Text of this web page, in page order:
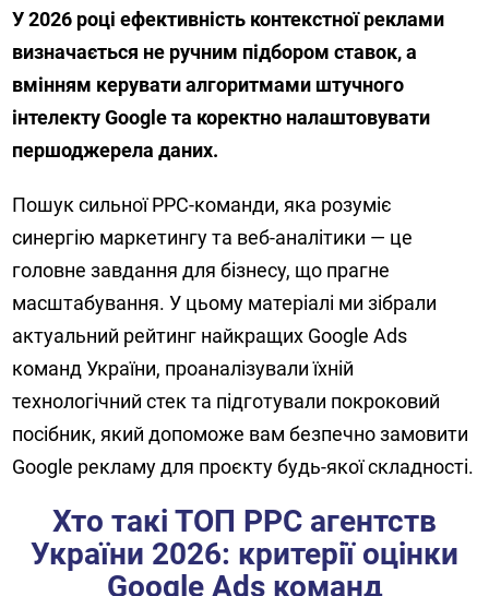
У 2026 році ефективність контекстної реклами
визначається не ручним підбором ставок, а
вмінням керувати алгоритмами штучного
інтелекту Google та коректно налаштовувати
першоджерела даних.
Пошук сильної PPC-команди, яка розуміє
синергію маркетингу та веб-аналітики — це
головне завдання для бізнесу, що прагне
масштабування. У цьому матеріалі ми зібрали
актуальний рейтинг найкращих Google Ads
команд України, проаналізували їхній
технологічний стек та підготували покроковий
посібник, який допоможе вам безпечно замовити
Google рекламу для проєкту будь-якої складності.
Хто такі ТОП PPC агентств
України 2026: критерії оцінки
Google Ads команд